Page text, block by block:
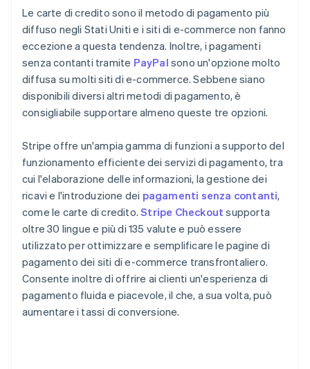
Le carte di credito sono il metodo di pagamento più
diffuso negli Stati Uniti e i siti di e-commerce non fanno
eccezione a questa tendenza. Inoltre, i pagamenti
senza contanti tramite PayPal sono un'opzione molto
diffusa su molti siti di e-commerce. Sebbene siano
disponibili diversi altri metodi di pagamento, è
consigliabile supportare almeno queste tre opzioni.
Stripe offre un'ampia gamma di funzioni a supporto del
funzionamento efficiente dei servizi di pagamento, tra
cui l'elaborazione delle informazioni, la gestione dei
ricavi e l'introduzione dei pagamenti senza contanti,
come le carte di credito.Stripe Checkout supporta
oltre 30 lingue e più di 135 valute e può essere
utilizzato per ottimizzare e semplificare le pagine di
pagamento dei siti di e-commerce transfrontaliero.
Consente inoltre di offrire ai clienti un'esperienza di
pagamento fluida e piacevole, il che, a sua volta, può
aumentare i tassi di conversione.